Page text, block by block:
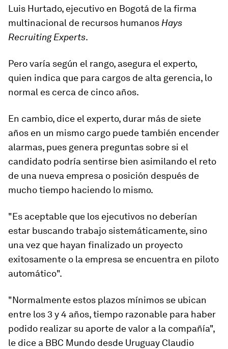
Luis Hurtado, ejecutivo en Bogotá de la firma
multinacional de recursos humanos Hays
Recruiting Experts.
Pero varía según el rango, asegura el experto,
quien indica que para cargos de alta gerencia, lo
normal es cerca de cinco años.
En cambio, dice el experto, durar más de siete
años en un mismo cargo puede también encender
alarmas, pues genera preguntas sobre si el
candidato podría sentirse bien asimilando el reto
de una nueva empresa o posición después de
mucho tiempo haciendo lo mismo.
"Es aceptable que los ejecutivos no deberían
estar buscando trabajo sistemáticamente, sino
una vez que hayan finalizado un proyecto
exitosamente o la empresa se encuentra en piloto
automático".
"Normalmente estos plazos mínimos se ubican
entre los 3 y 4 años, tiempo razonable para haber
podido realizar su aporte de valor a la compañía",
le dice a BBC Mundo desde Uruguay Claudio